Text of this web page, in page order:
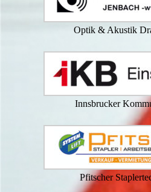
Optik & Akustik
Innsbrucker
Pfitscher